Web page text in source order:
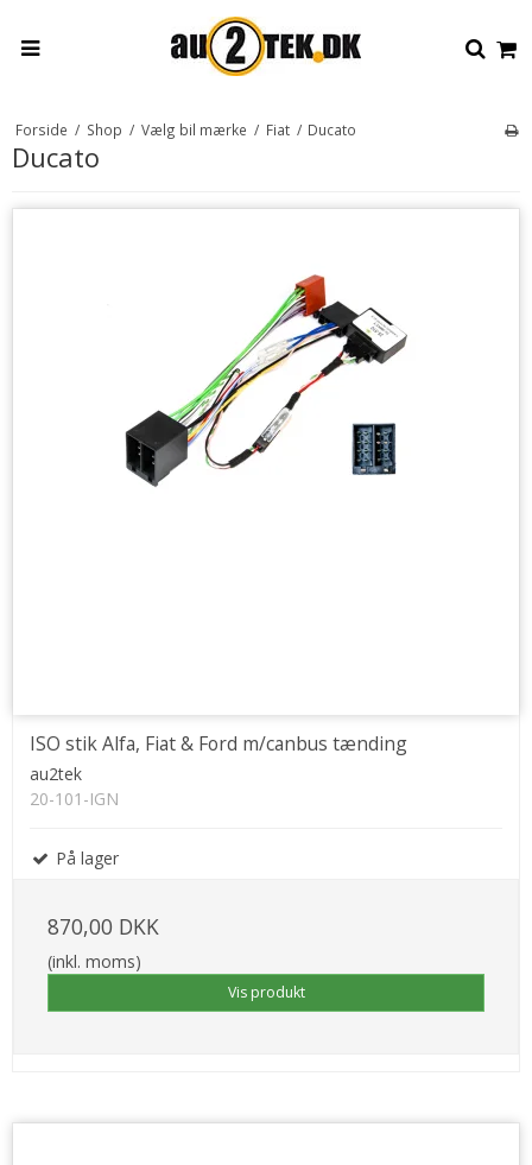
Forside / Shop / Vælg bil mærke / Fiat / Ducato
Ducato
ISO stik Alfa, Fiat & Ford m/canbus tænding
au2tek
20-101-IGN
På lager
870,00 DKK
(inkl. moms)
Vis produkt